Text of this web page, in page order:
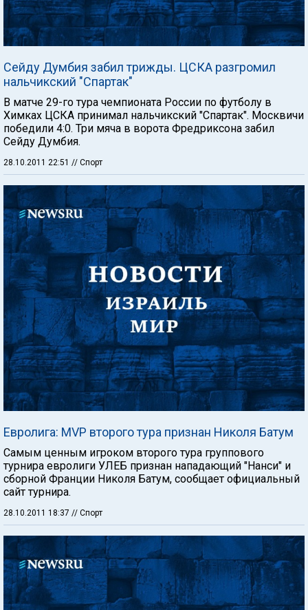
Сейду Думбия забил трижды. ЦСКА разгромил
нальчикский "Спартак"
В матче 29-го тура чемпионата России по футболу в
Химках ЦСКА принимал нальчикский "Спартак". Москвичи
победили 4:0. Три мяча в ворота Фредриксона забил
Сейду Думбия.
28.10.2011 22:51 // Спорт
Евролига: MVP второго тура признан Николя Батум
Самым ценным игроком второго тура группового
турнира евролиги УЛЕБ признан нападающий "Нанси" и
сборной Франции Николя Батум, сообщает официальный
сайт турнира.
28.10.2011 18:37 // Спорт